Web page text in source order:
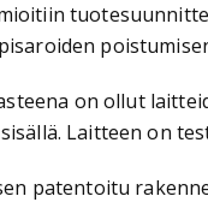
on ollut
Laitteen on
patentoitu